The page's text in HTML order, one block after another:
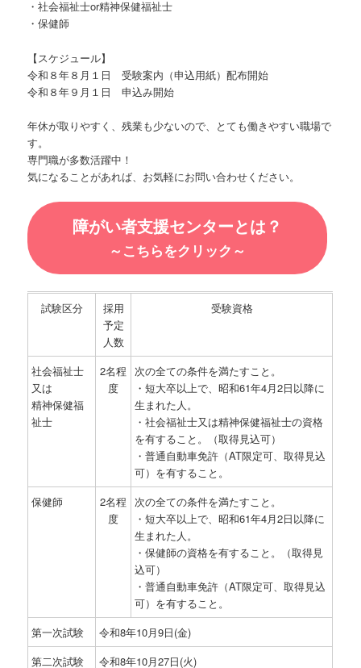
・社会福祉士or精神保健福祉士
・保健師
【スケジュール】
令和８年８月１日 受験案内（申込用紙）配布開始
令和８年９月１日 申込み開始
年休が取りやすく、残業も少ないので、とても働きやすい職場で
す。
専門職が多数活躍中！
気になることがあれば、お気軽にお問い合わせください。
障がい者支援センターとは？
～こちらをクリック～
試験区分
採用
予定
人数
受験資格
社会福祉士
又は
精神保健福
祉士
2名程
度
次の全ての条件を満たすこと。
・短大卒以上で、昭和61年4月2日以降に
生まれた人。
・社会福祉士又は精神保健福祉士の資格
を有すること。（取得見込可）
・普通自動車免許（AT限定可、取得見込
可）を有すること。
保健師
2名程
度
次の全ての条件を満たすこと。
・短大卒以上で、昭和61年4月2日以降に
生まれた人。
・保健師の資格を有すること。（取得見
込可）
・普通自動車免許（AT限定可、取得見込
可）を有すること。
第一次試験
令和8年10月9日(金)
第二次試験
令和8年10月27日(火)